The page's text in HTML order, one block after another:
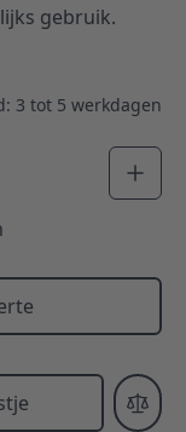
gebruik.
3 tot 5 werkdagen